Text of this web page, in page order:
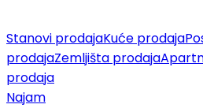
Stanovi prodajaKuće prodaja
prodajaZemljišta prodaja
prodaja
Najam